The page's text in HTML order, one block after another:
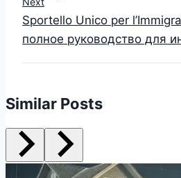
Sportello Unico per
полное руководство для
Similar Posts